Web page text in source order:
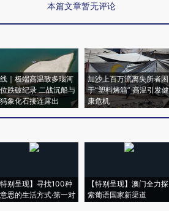
本篇文章暂无评论
｜极端高温致多瑙河
跌破纪录 二战沉船与
象化石接连露出
加沙上百万流离失所者困
于“塑料烤箱” 高温引发健
康危机
特别呈现】寻找100种
思的生活方式·第一对
【特别呈现】澳门全力探
索葡语国家新渠道